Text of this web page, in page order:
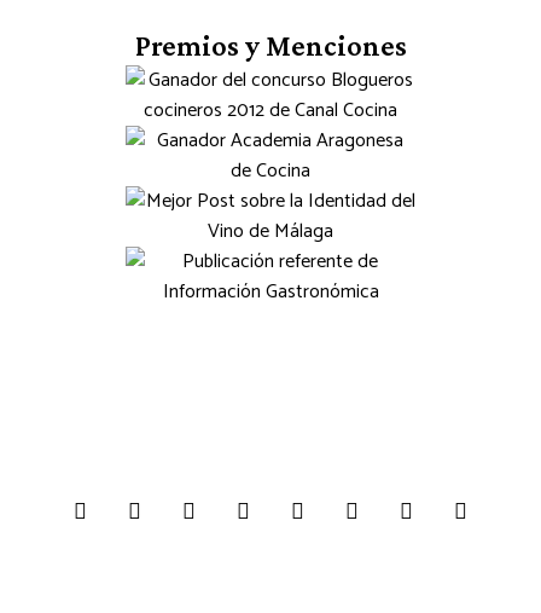
Premios y Menciones